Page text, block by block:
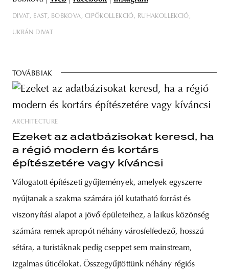
DIVAT EAST BOBKOVA CIPŐKOLLEKCIÓ RUHAKOLLEKCIÓ
UKRÁN DIVAT
TOVÁBBIAK
ARCHITECTURE
Ezeket az adatbázisokat keresd, ha
a régió modern és kortárs
építészetére vagy kíváncsi
Válogatott építészeti gyűjtemények, amelyek egyszerre
nyújtanak a szakma számára jól kutatható forrást és
viszonyítási alapot a jövő épületeihez, a laikus közönség
számára remek apropót néhány városfelfedező, hosszú
sétára, a turistáknak pedig cseppet sem mainstream,
izgalmas úticélokat. Összegyűjtöttünk néhány régiós